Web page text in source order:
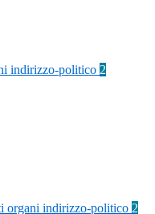
indirizzo-politico 2
organi indirizzo-politico 2